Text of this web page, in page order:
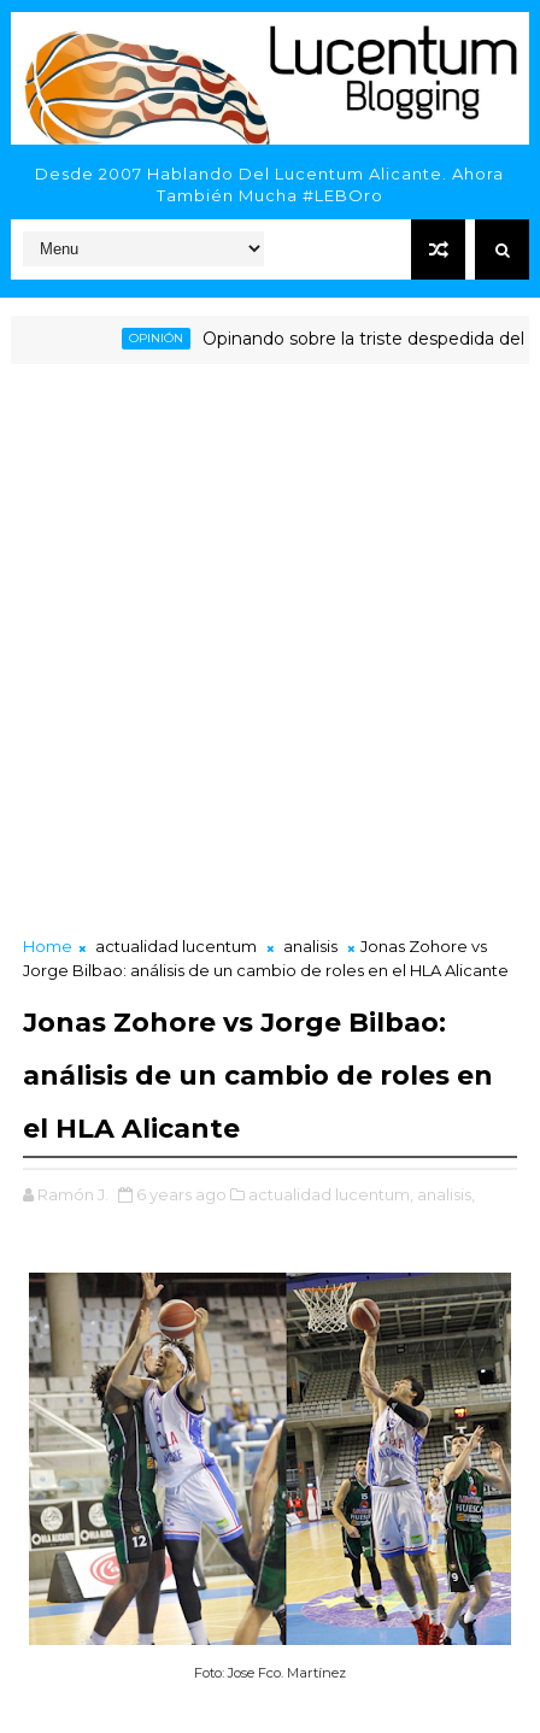
Desde 2007 Hablando Del Lucentum Alicante. Ahora
También Mucha #LEBOro
Opinando sobre la triste despedida del HLA
Home actualidad lucentum analisis
Jonas Zohore vs
Jorge Bilbao: análisis de un cambio de roles en el HLA Alicante
Jonas Zohore vs Jorge Bilbao:
análisis de un cambio de roles en
el HLA Alicante
Ramón J. 6 years ago actualidad lucentum, analisis,
Foto: Jose Fco. Martínez